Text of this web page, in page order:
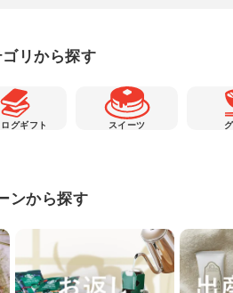
ゴリから探す
グギフト スイーツ
ンから探す